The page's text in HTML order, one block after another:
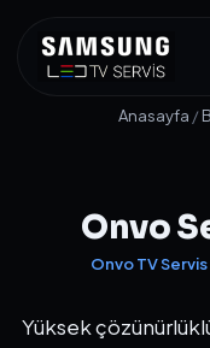
Anasayfa /
Onvo
Onvo TV
Yüksek